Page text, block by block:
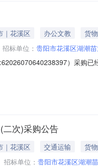
｜花溪区 办公文教
货物
招标单位： 贵阳市花溪区湖潮
）采购
湖潮苗族布依族乡人民政府
次)采购公告
｜花溪区 交通运输
货物
招标单位： 贵阳市花溪区湖潮